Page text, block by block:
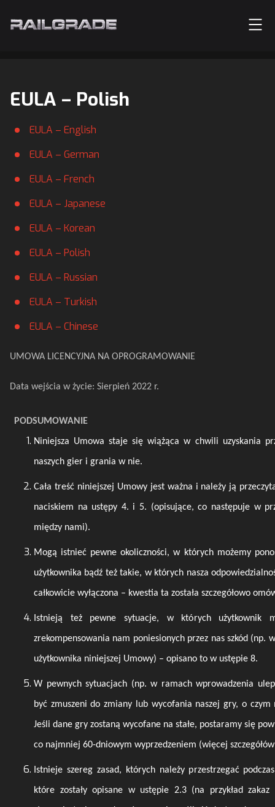
EULA – Polish
EULA – English
EULA – German
EULA – French
EULA – Japanese
EULA – Korean
EULA – Polish
EULA – Russian
EULA – Turkish
EULA – Chinese
UMOWA LICENCYJNA NA OPROGRAMOWANIE
Data wejścia w życie: Sierpień 2022 r.
PODSUMOWANIE
Niniejsza Umowa staje się wiążąca w chwili uzyskania
naszych gier i grania w nie.
Cała treść niniejszej Umowy jest ważna i należy ją
naciskiem na ustępy 4. i 5. (opisujące, co następuje w
między nami).
Mogą istnieć pewne okoliczności, w których możemy
użytkownika bądź też takie, w których nasza
całkowicie wyłączona – kwestia ta została szczegółowo
Istnieją też pewne sytuacje, w których użytkownik
zrekompensowania nam poniesionych przez nas szkód (np.
użytkownika niniejszej Umowy) – opisano to w ustępie 8.
W pewnych sytuacjach (np. w ramach wprowadzenia
być zmuszeni do zmiany lub wycofania naszej gry, o
Jeśli dane gry zostaną wycofane na stałe, postaramy się
co najmniej 60-dniowym wyprzedzeniem (więcej
Istnieje szereg zasad, których należy przestrzegać
które zostały opisane w ustępie 2.3 (na przykład